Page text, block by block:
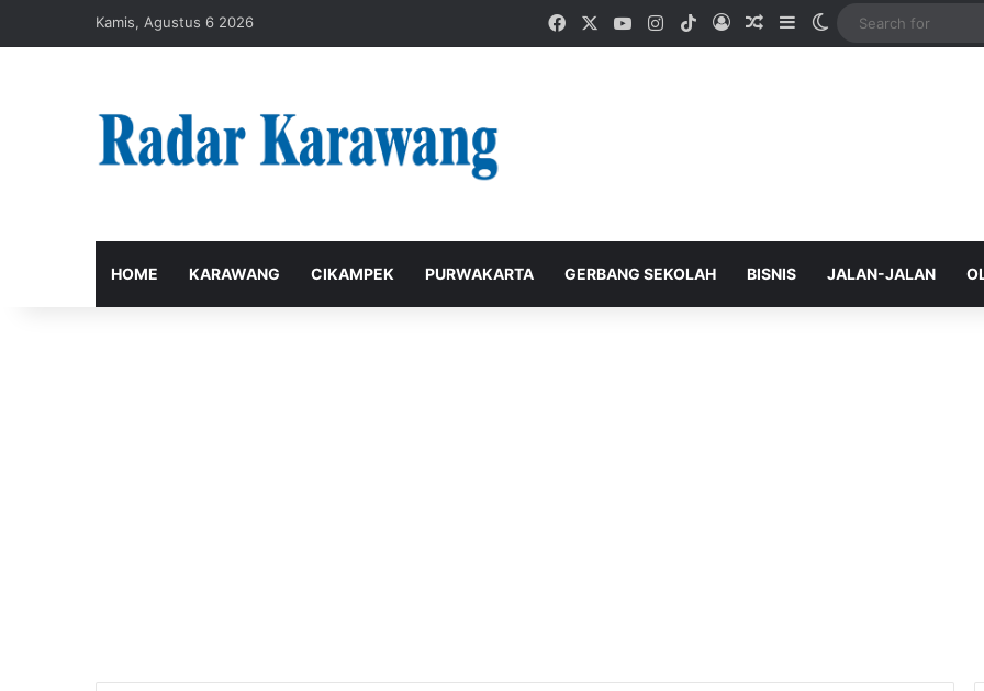
Kamis, Agustus 6 2026 FacebookYouTubeInstagram
TikTokLog InRandom Article
SidebarSwitch skin
HOME KARAWANG CIKAMPEK PURWAKARTA GERBANG SEKOLAH BISNIS JALAN-JALAN